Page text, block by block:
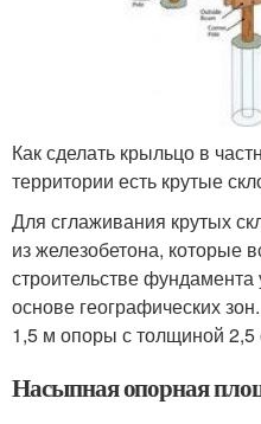
Как сделать крыльцо в
территории есть крутые
Для сглаживания крутых
из железобетона, которые
строительстве
основе географических
1,5 м опоры с толщиной 2,5
Насыпная опорная